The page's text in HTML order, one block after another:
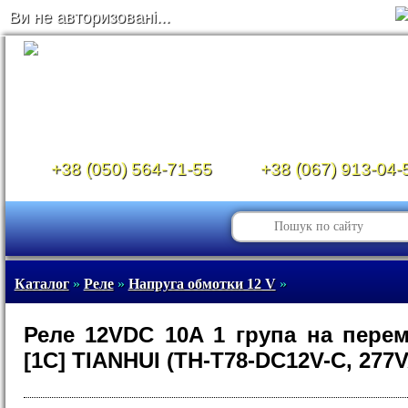
Ви не авторизовані...
+38 (050) 564-71-55 +38 (067) 913-04-
Каталог» Реле» Напруга обмотки 12 V»
Реле 12VDC 10A 1 група на
[1C] TIANHUI (TH-T78-DC12V-C,